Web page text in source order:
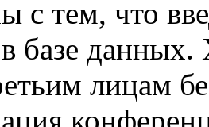
с тем, что
базе
лицам